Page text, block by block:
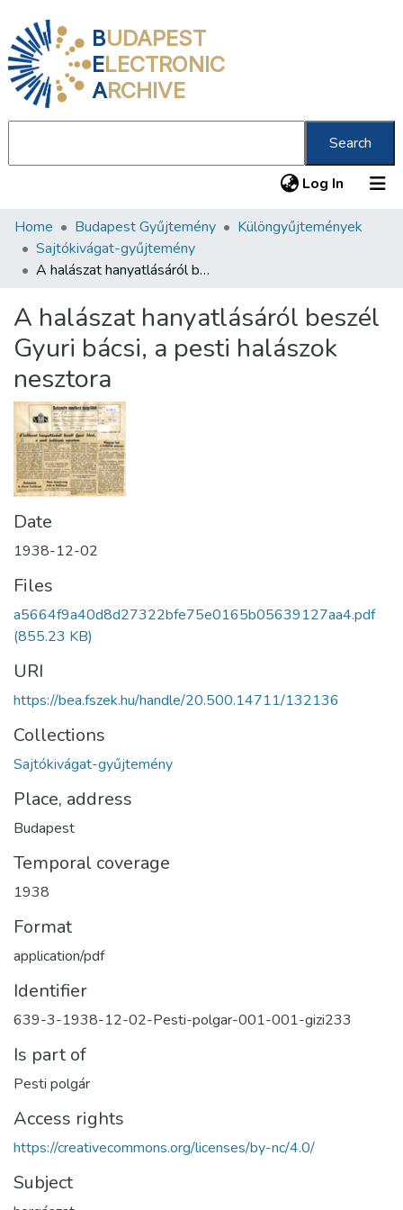
BUDAPEST
ELECTRONIC
ARCHIVE
Search
Log In (current)
Communities & Collections
All of DSpace
About us
Home Budapest Gyűjtemény
Különgyűjtemények
Sajtókivágat-gyűjtemény
A halászat hanyatlásáról beszél Gyuri bácsi, a pesti halászok nesztora
A halászat hanyatlásáról beszél
Gyuri bácsi, a pesti halászok
nesztora
Date
1938-12-02
Files
a5664f9a40d8d27322bfe75e0165b05639127aa4.pdf
(855.23 KB)
URI
https://bea.fszek.hu/handle/20.500.14711/132136
Collections
Sajtókivágat-gyűjtemény
Place, address
Budapest
Temporal coverage
1938
Format
application/pdf
Identifier
639-3-1938-12-02-Pesti-polgar-001-001-gizi233
Is part of
Pesti polgár
Access rights
https://creativecommons.org/licenses/by-nc/4.0/
Subject